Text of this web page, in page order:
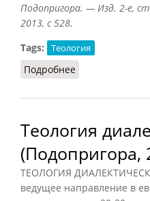
Подопригора. — Изд. 2-е,
2013, с 528.
Tags:
Теология
Подробнее
Теология
(Подопригора,
ТЕОЛОГИЯ
ведущее направление в